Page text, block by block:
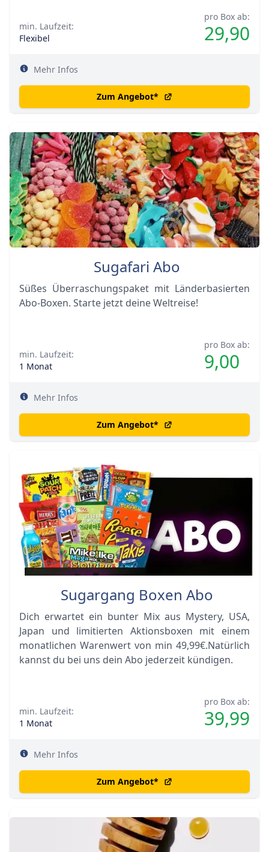
pro Box ab:
29,90
min. Laufzeit:
Flexibel
Mehr Infos
Zum Angebot*
Sugafari Abo
Süßes Überraschungspaket mit Länderbasierten
Abo-Boxen. Starte jetzt deine Weltreise!
pro Box ab:
9,00
min. Laufzeit:
1 Monat
Mehr Infos
Zum Angebot*
Sugargang Boxen Abo
Dich erwartet ein bunter Mix aus Mystery, USA,
Japan und limitierten Aktionsboxen mit einem
monatlichen Warenwert von min 49,99€.Natürlich
kannst du bei uns dein Abo jederzeit kündigen.
pro Box ab:
39,99
min. Laufzeit:
1 Monat
Mehr Infos
Zum Angebot*